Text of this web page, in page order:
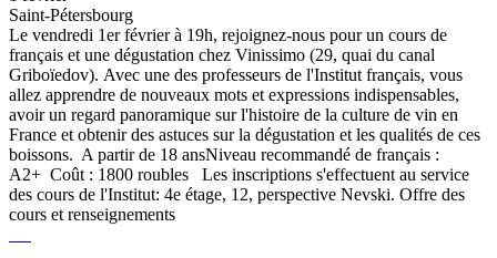
Saint-Pétersbourg
Le vendredi 1er février à 19h, rejoignez-nous pour un cours de
français et une dégustation chez Vinissimo (29, quai du canal
Griboïedov). Avec une des professeurs de l'Institut français, vous
allez apprendre de nouveaux mots et expressions indispensables,
avoir un regard panoramique sur l'histoire de la culture de vin en
France et obtenir des astuces sur la dégustation et les qualités de ces
boissons. A partir de 18 ansNiveau recommandé de français :
A2+ Coût : 1800 roubles Les inscriptions s'effectuent au service
des cours de l'Institut: 4e étage, 12, perspective Nevski. Offre des
cours et renseignements